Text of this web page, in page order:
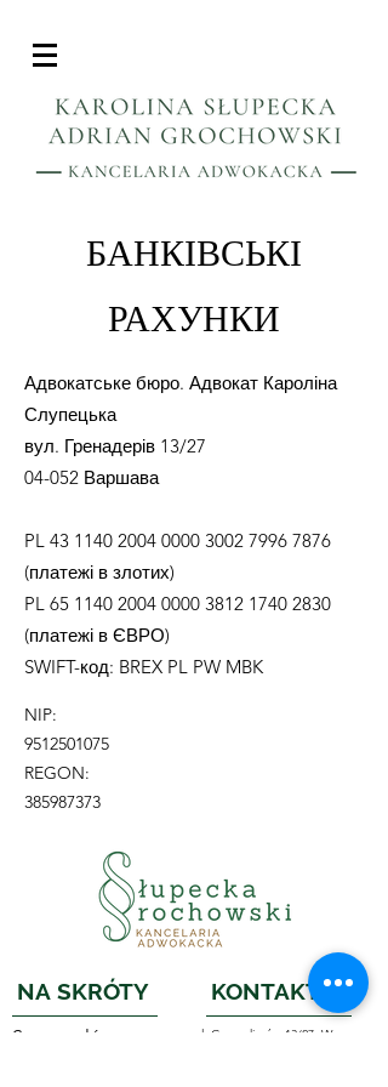
БАНКІВСЬКІ
РАХУНКИ
Адвокатське бюро. Адвокат Кароліна
Слупецька
вул. Гренадерів 13/27
04-052 Варшава
PL 43 1140 2004 0000 3002 7996 7876
(платежі в злотих)
PL 65 1140 2004 0000 3812 1740 2830
(платежі в ЄВРО)
SWIFT-код: BREX PL PW MBK
NIP:
9512501075
REGON:
385987373
NA SKRÓTY KONTAKT
ul. Grenadierów 13/27, Warszawa
Strona główna